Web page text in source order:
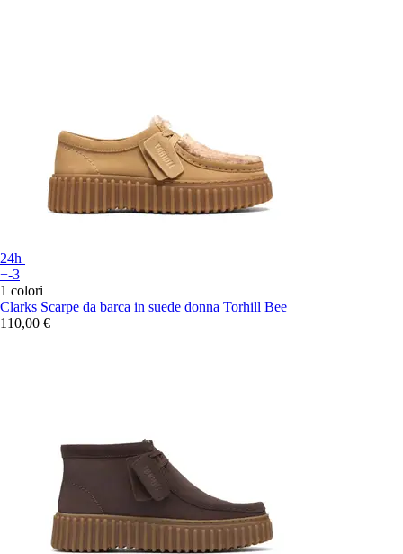
24h
+-3
1 colori
Clarks Scarpe da barca in suede donna Torhill Bee
110,00 €